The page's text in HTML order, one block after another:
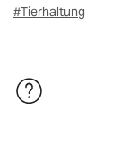
#Tierhaltung